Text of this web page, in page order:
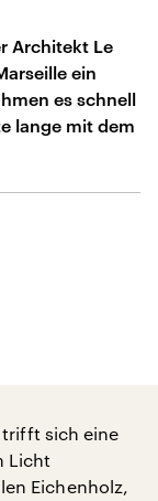
Architekt Le
ein
es schnell
lange mit dem
trifft sich eine
Licht
Eichenholz,